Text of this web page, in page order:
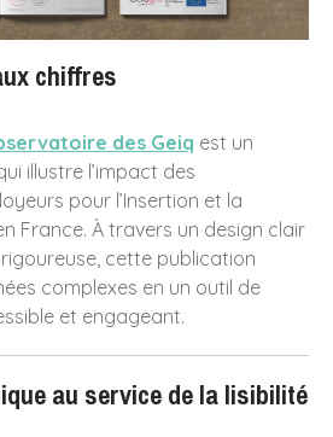
Création graphique des
valoriser l’image de votre
Bonne année 2025
octobre 2025
mars 2025
janvier 2025
novembre 2024
octobre 2024
chiffres
des Geiq est un
illustre l’impact des
pour l’Insertion et la
France. À travers un design clair
cette publication
complexes en un outil de
et engageant.
au service de la lisibilité